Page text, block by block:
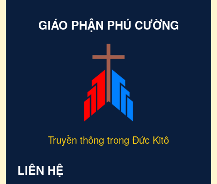
Phụng Vụ Chư Thánh | Ngày 24.10 | Thánh Antôn Maria Claret 06:38
GIÁO PHẬN PHÚ CƯỜNG
Truyền thông trong Đức Kitô
LIÊN HỆ